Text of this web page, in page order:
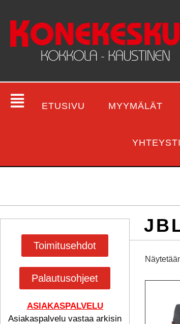
ETUSIVU MYYMÄLÄT
Toimitusehdot
Palautusohjeet
ASIAKASPALVELU
Asiakaspalvelu vastaa arkisin